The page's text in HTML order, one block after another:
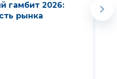
гамбит 2026:
рынка